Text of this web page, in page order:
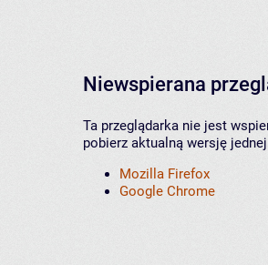
Niewspierana
Ta przeglądarka nie jest
pobierz aktualną wersję
Mozilla Firefox
Google Chrome